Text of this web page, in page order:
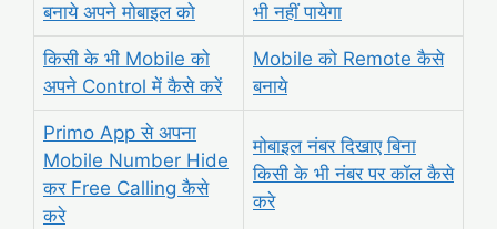
बनाये अपने मोबाइल को
भी नहीं पायेगा
किसी के भी Mobile को
अपने Control में कैसे करें
Mobile को Remote कैसे
बनाये
Primo App से अपना
Mobile Number Hide
कर Free Calling कैसे
करे
मोबाइल नंबर दिखाए बिना
किसी के भी नंबर पर कॉल कैसे
करे